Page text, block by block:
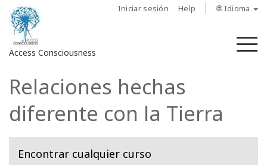
Iniciar sesión Help 🌐 Idioma
Access Consciousness
Iniciar
en
Relaciones hechas
diferente con la Tierra
Encontrar cualquier curso